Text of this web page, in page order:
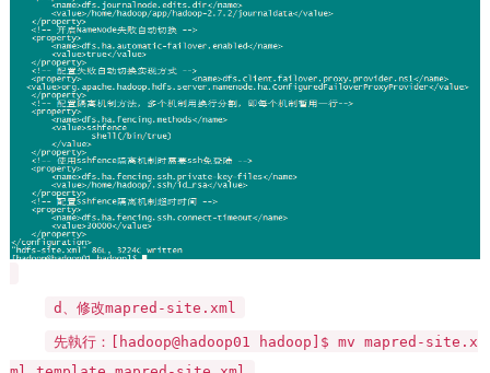
d、修改mapred-site.xml
先執行：[hadoop@hadoop01 hadoop]$ mv mapred-site.x